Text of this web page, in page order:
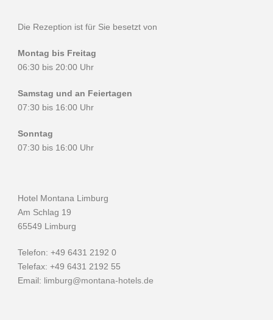
Die Rezeption ist für Sie besetzt von
Montag bis Freitag
06:30 bis 20:00 Uhr
Samstag und an Feiertagen
07:30 bis 16:00 Uhr
Sonntag
07:30 bis 16:00 Uhr
Hotel Montana Limburg
Am Schlag 19
65549 Limburg
Telefon: +49 6431 2192 0
Telefax: +49 6431 2192 55
Email: limburg@montana-hotels.de